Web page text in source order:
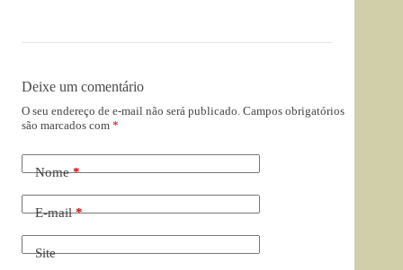
Deixe um comentário
O seu endereço de e-mail não será publicado. Campos obrigatórios
são marcados com *
Nome*
E-mail*
Site